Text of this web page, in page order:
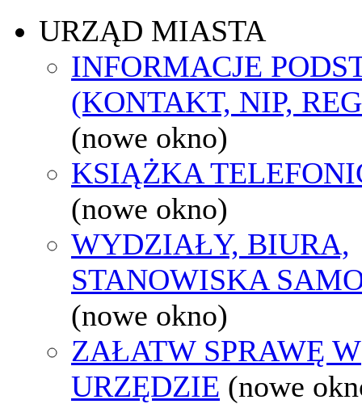
URZĄD MIASTA
INFORMACJE
(KONTAKT, NIP,
(nowe okno)
KSIĄŻKA
(nowe okno)
WYDZIAŁY, BIURA,
STANOWISKA
(nowe okno)
ZAŁATW SPRAWĘ W
URZĘDZIE (nowe